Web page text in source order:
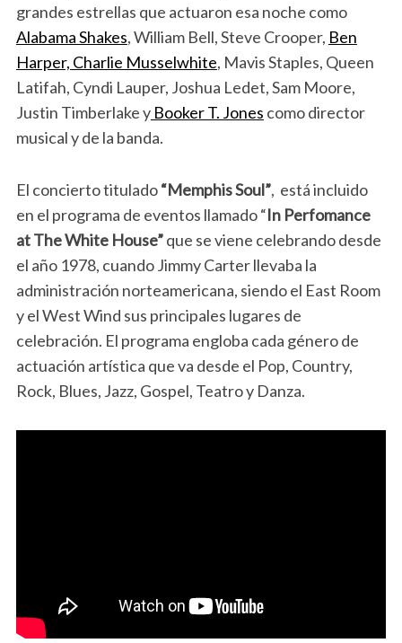
grandes estrellas que actuaron esa noche como
Alabama Shakes, William Bell, Steve Crooper, Ben
Harper, Charlie Musselwhite, Mavis Staples, Queen
Latifah, Cyndi Lauper, Joshua Ledet, Sam Moore,
Justin Timberlake yBooker T. Jones como director
musical y de la banda.
El concierto titulado“Memphis Soul”, está incluido
en el programa de eventos llamado “In Perfomance
at The White House”que se viene celebrando desde
el año 1978, cuando Jimmy Carter llevaba la
administración norteamericana, siendo el East Room
y el West Wind sus principales lugares de
celebración. El programa engloba cada género de
actuación artística que va desde el Pop, Country,
Rock, Blues, Jazz, Gospel, Teatro y Danza.